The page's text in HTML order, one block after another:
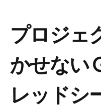
プロジェ
かせない
レッドシ